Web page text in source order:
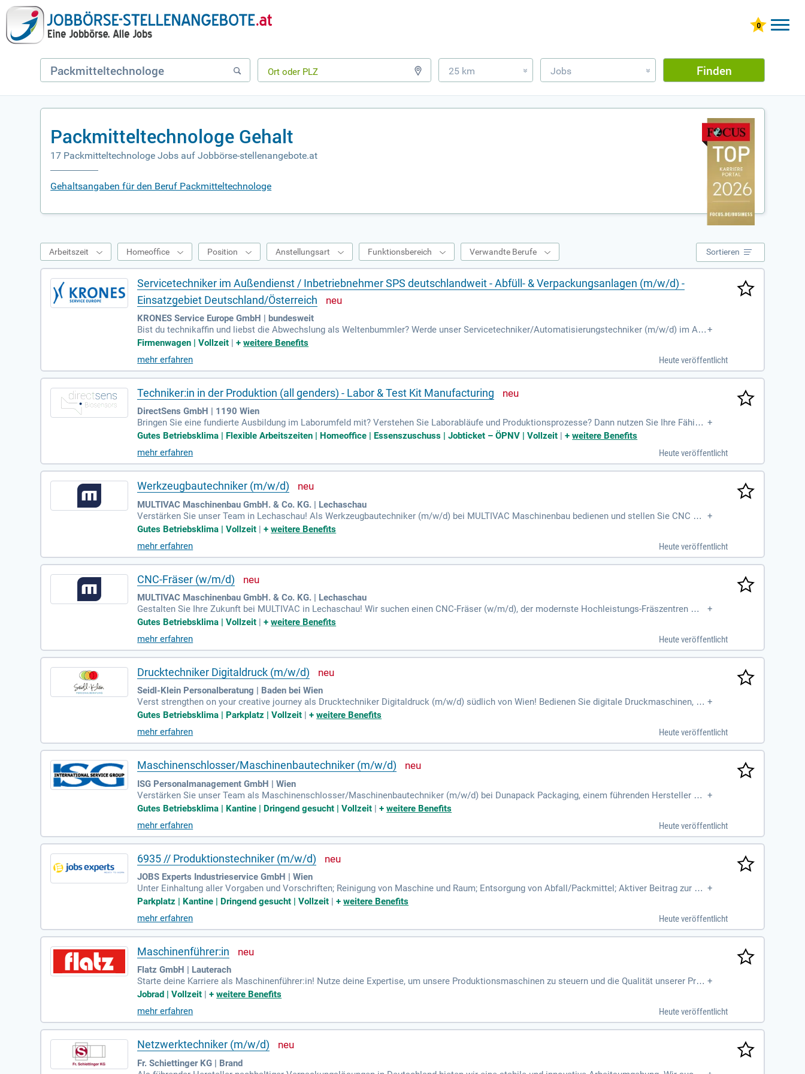
25 km » Jobs » Finden
Packmitteltechnologe Gehalt
17 Packmitteltechnologe Jobs auf Jobbörse-stellenangebote.at
Gehaltsangaben für den Beruf Packmitteltechnologe
Arbeitszeit Homeoffice Position Anstellungsart Funktionsbereich Verwandte Berufe Sortieren
Servicetechniker im Außendienst / Inbetriebnehmer SPS deutschlandweit - Abfüll- & Verpackungsanlagen (m/w/d) -
Einsatzgebiet Deutschland/Österreich
KRONES Service Europe GmbH | bundesweit
Bist du technikaffin und liebst die Abwechslung als Weltenbummler? Werde unser Servicetechniker/Automatisierungstechniker (m/w/d) im Au
ßendienst für Deutschland und Österreich! Du übernimmst die Inbetriebnahme und Wartung komplexer Abfüll- und Verpackungsanlagen. Deine
Aufgaben umfassen auch die Programmierung von Steuerungssystemen und die Prozessoptimierung vor Ort. Bring deine Technikbegeisterung
mit einer qualifizierten Ausbildung und Reisebereitschaft ein. Genieße Sicherheit und Privilegien beim Weltmarktführer, während du wohnortuna
bhängig arbeitest!
+
Firmenwagen | Vollzeit |+weitere Benefits
mehr erfahren
Heute veröffentlicht
Techniker:in in der Produktion (all genders) - Labor & Test Kit Manufacturing
DirectSens GmbH | 1190 Wien
Bringen Sie eine fundierte Ausbildung im Laborumfeld mit? Verstehen Sie Laborabläufe und Produktionsprozesse? Dann nutzen Sie Ihre Fähigk
eiten im Umgang mit MS Office, insbesondere Word und Excel, und bewerben Sie sich bei uns!
+
Gutes Betriebsklima | Flexible Arbeitszeiten | Homeoffice | Essenszuschuss | Jobticket – ÖPNV | Vollzeit |+weitere Benefits
mehr erfahren
Heute veröffentlicht
Werkzeugbautechniker (m/w/d)
MULTIVAC Maschinenbau GmbH. & Co. KG. | Lechaschau
Verstärken Sie unser Team in Lechaschau! Als Werkzeugbautechniker (m/w/d) bei MULTIVAC Maschinenbau bedienen und stellen Sie CNC Ko
ordinatenschleifmaschinen im Schichtbetrieb ein. Nutzen Sie Ihre Fachkenntnisse in einer spannenden Umgebung!
+
Gutes Betriebsklima | Vollzeit |+weitere Benefits
mehr erfahren
Heute veröffentlicht
CNC-Fräser (w/m/d)
MULTIVAC Maschinenbau GmbH. & Co. KG. | Lechaschau
Gestalten Sie Ihre Zukunft bei MULTIVAC in Lechaschau! Wir suchen einen CNC-Fräser (w/m/d), der modernste Hochleistungs-Fräszentren mit
Siemenssteuerung einrichtet und bedient. Werden Sie Teil unseres innovativen Teams!
+
Gutes Betriebsklima | Vollzeit |+weitere Benefits
mehr erfahren
Heute veröffentlicht
Drucktechniker Digitaldruck (m/w/d)
Seidl-Klein Personalberatung | Baden bei Wien
Verst strengthen on your creative journey als Drucktechniker Digitaldruck (m/w/d) südlich von Wien! Bedienen Sie digitale Druckmaschinen, ga
rantieren Sie termingerechte Auftragsabwicklung und führen Sie sorgfältige Qualitätskontrollen durch. Bewerben Sie sich jetzt!
+
Gutes Betriebsklima | Parkplatz | Vollzeit |+weitere Benefits
mehr erfahren
Heute veröffentlicht
Maschinenschlosser/Maschinenbautechniker (m/w/d)
ISG Personalmanagement GmbH | Wien
Verstärken Sie unser Team als Maschinenschlosser/Maschinenbautechniker (m/w/d) bei Dunapack Packaging, einem führenden Hersteller ho
chwertiger Wellpappenverpackungen aus überwiegend recyceltem Papier. Gestalten Sie innovative Lösungen in einem nachhaltigen Umfeld!
+
Gutes Betriebsklima | Kantine | Dringend gesucht | Vollzeit |+weitere Benefits
mehr erfahren
Heute veröffentlicht
6935 // Produktionstechniker (m/w/d)
JOBS Experts Industrieservice GmbH | Wien
Unter Einhaltung aller Vorgaben und Vorschriften; Reinigung von Maschine und Raum; Entsorgung von Abfall/Packmittel; Aktiver Beitrag zur ko
ntinuierlichen Zusammenarbeit bei der Prozessoptimierung sowie bei Projekten; Meldung von Betriebsstörungen, Zusammenarbeit
+
Parkplatz | Kantine | Dringend gesucht | Vollzeit |+weitere Benefits
mehr erfahren
Heute veröffentlicht
Maschinenführer:in
Flatz GmbH | Lauterach
Starte deine Karriere als Maschinenführer:in! Nutze deine Expertise, um unsere Produktionsmaschinen zu steuern und die Qualität unserer Prod
ukte sicherzustellen. Werde Teil unseres dynamischen Teams und gestalte die Zukunft der Produktion mit uns!
+
Jobrad | Vollzeit |+weitere Benefits
mehr erfahren
Heute veröffentlicht
Netzwerktechniker (m/w/d)
Fr. Schiettinger KG | Brand